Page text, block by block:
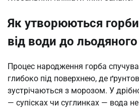
Як утворюються
від води до
Процес народження горба
глибоко під поверхнею, де
зустрічаються з морозом. У
— супісках чи суглинках — вода